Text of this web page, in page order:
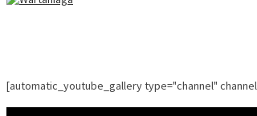
[automatic_youtube_gallery type="channel"